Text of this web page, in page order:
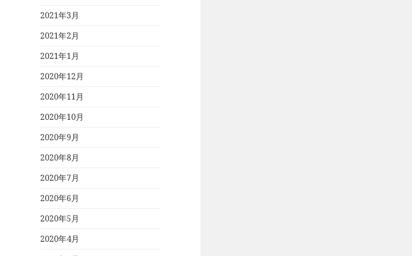
2021年3月
2021年2月
2021年1月
2020年12月
2020年11月
2020年10月
2020年9月
2020年8月
2020年7月
2020年6月
2020年5月
2020年4月